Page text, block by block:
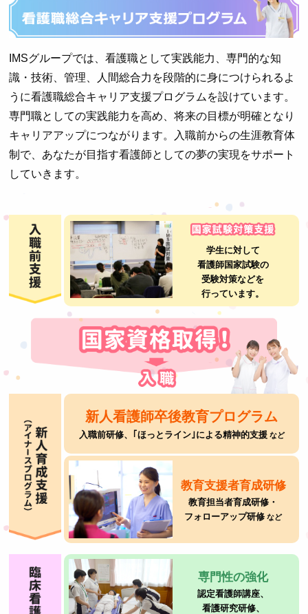
IMSグループでは、看護職として実践能力、専門的な知
識・技術、管理、人間総合力を段階的に身につけられるよ
うに看護職総合キャリア支援プログラムを設けています。
専門職としての実践能力を高め、将来の目標が明確となり
キャリアアップにつながります。
入職前からの生涯教育体
制で、あなたが目指す看護師としての夢の実現をサポート
していきます。
学生に対して
看護師国家試験の
受験対策などを
行っています。
新人看護師卒後教育プログラム
入職前研修、｢ほっとライン｣による精神的支援など
教育支援者育成研修
教育担当者育成研修・
フォローアップ研修 など
専門性の強化
認定看護師講座、
看護研究研修、